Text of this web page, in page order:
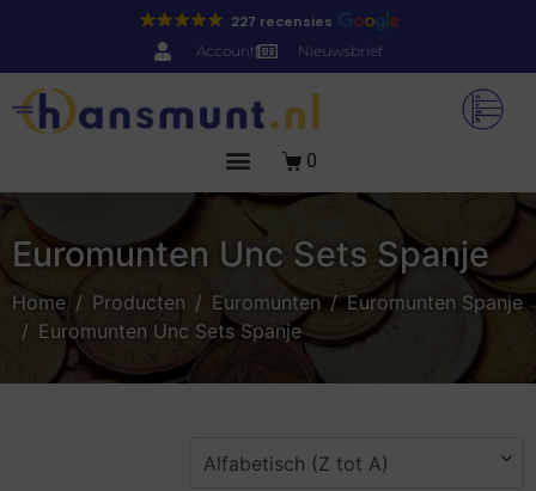
227 recensies
Account Nieuwsbrief
0
Euromunten Unc Sets Spanje
Home Producten Euromunten
Euromunten Spanje
Euromunten Unc Sets Spanje